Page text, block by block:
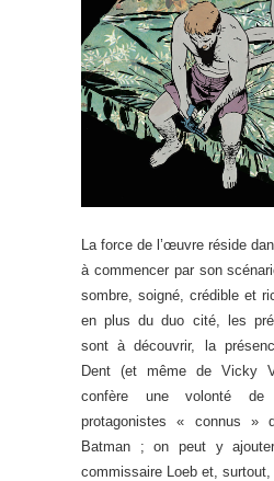
La force de l’œuvre réside
à commencer par son
sombre, soigné, crédible et
en plus du duo cité, les
sont à découvrir, la
Dent (et même de Vicky
confère une volonté de
protagonistes « connus »
Batman ; on peut y
commissaire Loeb et, surtout,